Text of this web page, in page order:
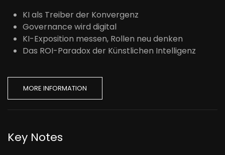
KI als Treiber der Konvergenz
Governance wird digital
KI-Exposition messen, Rollen neu denken
Das ROI-Paradox der Künstlichen Intelligenz
MORE INFORMATION
Key Notes